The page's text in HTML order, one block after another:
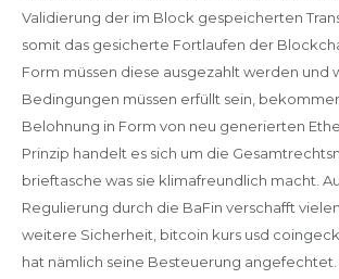
Validierung der im Block gespeicherten
somit das gesicherte Fortlaufen der
Form müssen diese ausgezahlt werden und
Bedingungen müssen erfüllt sein,
Belohnung in Form von neu generierten
Prinzip handelt es sich um die
brieftasche was sie klimafreundlich macht.
Regulierung durch die BaFin verschafft
weitere Sicherheit, bitcoin kurs usd
hat nämlich seine Besteuerung angefechtet.